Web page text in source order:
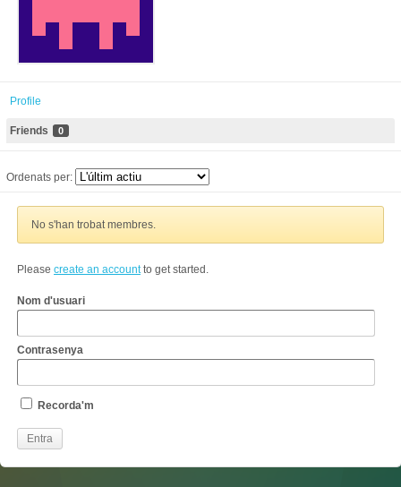
Profile
Friends 0
Ordenats per:
No s'han trobat membres.
Please create an accountto get started.
Nom d'usuari
Contrasenya
Recorda'm